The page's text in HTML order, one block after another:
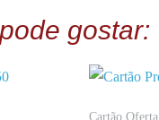
gostar:
Cartão Oferta